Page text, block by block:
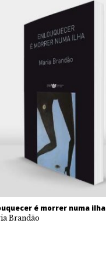
é morrer numa ilha
Brandão